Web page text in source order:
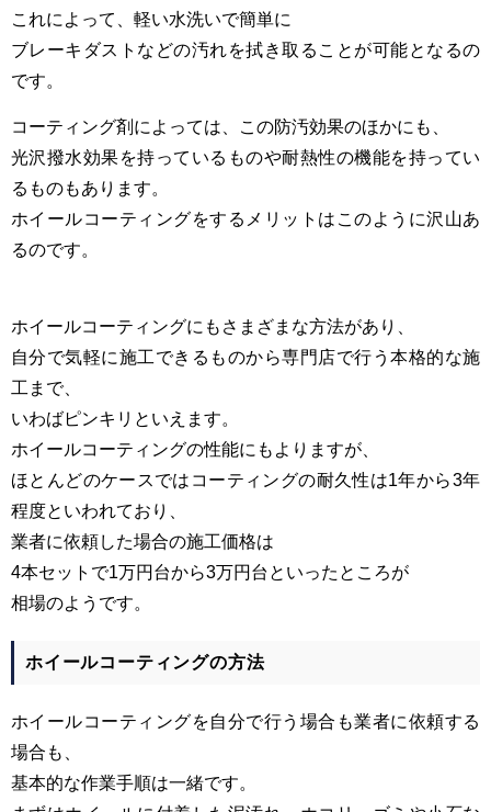
これによって、軽い水洗いで簡単に
ブレーキダストなどの汚れを拭き取ることが可能となるの
です。
コーティング剤によっては、この防汚効果のほかにも、
光沢撥水効果を持っているものや耐熱性の機能を持ってい
るものもあります。
ホイールコーティングをするメリットはこのように沢山あ
るのです。
ホイールコーティングにもさまざまな方法があり、
自分で気軽に施工できるものから専門店で行う本格的な施
工まで、
いわばピンキリといえます。
ホイールコーティングの性能にもよりますが、
ほとんどのケースではコーティングの耐久性は1年から3年
程度といわれており、
業者に依頼した場合の施工価格は
4本セットで1万円台から3万円台といったところが
相場のようです。
ホイールコーティングの方法
ホイールコーティングを自分で行う場合も業者に依頼する
場合も、
基本的な作業手順は一緒です。